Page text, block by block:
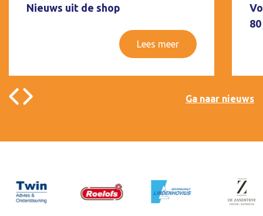
Nieuws uit de shop
Lees meer
Ga naar nieuws